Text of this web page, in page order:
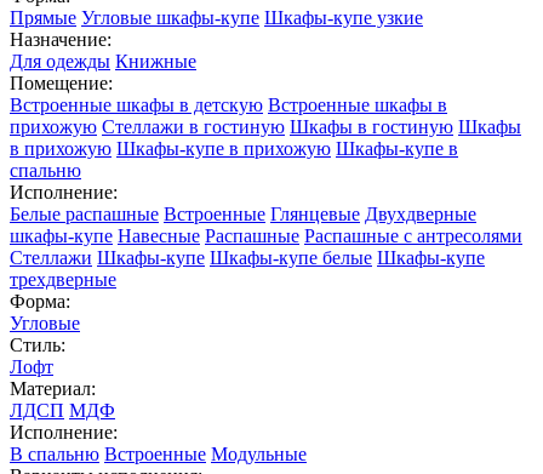
Прямые Угловые шкафы-купе Шкафы-купе узкие
Назначение:
Для одежды Книжные
Помещение:
Встроенные шкафы в детскую Встроенные шкафы в
прихожую Стеллажи в гостиную Шкафы в гостиную Шкафы
в прихожую Шкафы-купе в прихожую Шкафы-купе в
спальню
Исполнение:
Белые распашные Встроенные Глянцевые Двухдверные
шкафы-купе Навесные Распашные Распашные с антресолями
Стеллажи Шкафы-купе Шкафы-купе белые Шкафы-купе
трехдверные
Форма:
Угловые
Стиль:
Лофт
Материал:
ЛДСП МДФ
Исполнение:
В спальню Встроенные Модульные